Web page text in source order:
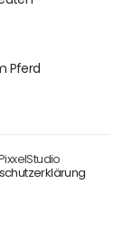
Pferd